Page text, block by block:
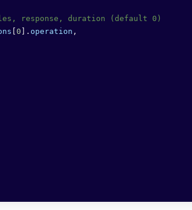
response, duration (default 0)
0 ]. operation ,